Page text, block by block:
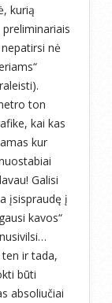
kurią
nė
ton
kai kas
kur
Galisi
įsispraudę į
kavos“
ir tada,
būti
absoliučiai